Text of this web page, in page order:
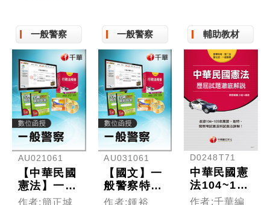
隨書輔助教
材］
一般警察
AU021061
【中華民國
憲法】一般
警察特考
作者:簡正城
一般警察
AU031061
【國文】一
般警察特考
(光碟版函
作者:鍾裕
輔助教材
D0248T71
中華民國憲
法104~105
年歷屆試題
作者:千華編